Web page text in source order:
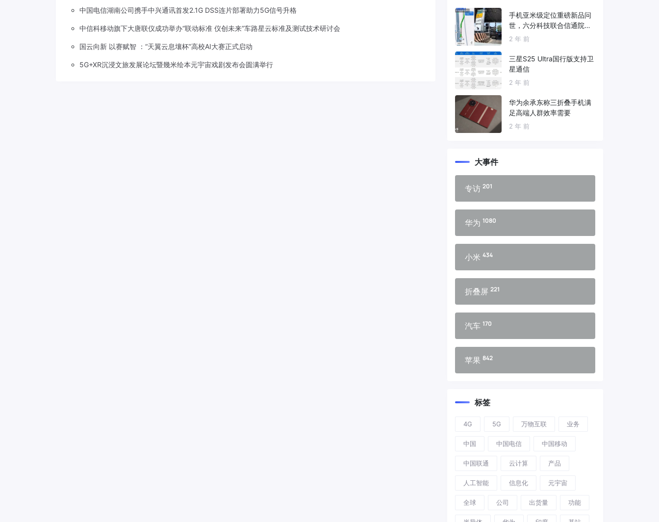
中国电信湖南公司携手中兴通讯首发2.1G DSS连片部署助力5G信号升格
中信科移动旗下大唐联仪成功举办“联动标准 仪创未来”车路星云标准及测试技术研讨会
国云向新 以赛赋智 ：“天翼云息壤杯”高校AI大赛正式启动
5G+XR沉浸文旅发展论坛暨幾米绘本元宇宙戏剧发布会圆满举行
手机亚米级定位重磅新品问
世，六分科技联合信通院发
布免费服务
2 年 前
三星S25 Ultra国行版支持卫
星通信
2 年 前
华为余承东称三折叠手机满
足高端人群效率需要
2 年 前
大事件
专访 201
华为 1080
小米 434
折叠屏 221
汽车 170
苹果 842
标签
4G 5G 万物互联 业务
中国 中国电信 中国移动
中国联通 云计算 产品
人工智能 信息化 元宇宙
全球 公司 出货量 功能